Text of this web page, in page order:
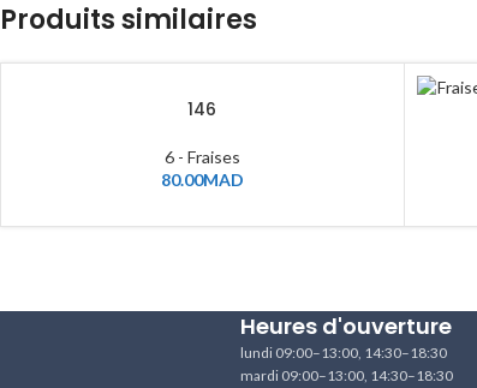
Produits similaires
146
6 - Fraises
80.00MAD
Heures d'ouverture
lundi 09:00–13:00, 14:30–18:30
mardi 09:00–13:00, 14:30–18:30